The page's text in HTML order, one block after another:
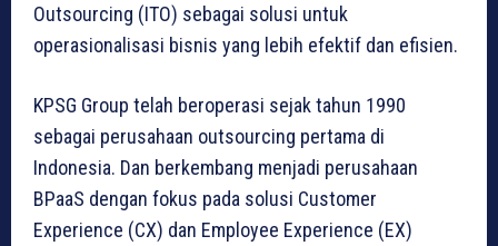
Outsourcing (ITO) sebagai solusi untuk
operasionalisasi bisnis yang lebih efektif dan efisien.
KPSG Group telah beroperasi sejak tahun 1990
sebagai perusahaan outsourcing pertama di
Indonesia. Dan berkembang menjadi perusahaan
BPaaS dengan fokus pada solusi Customer
Experience (CX) dan Employee Experience (EX)